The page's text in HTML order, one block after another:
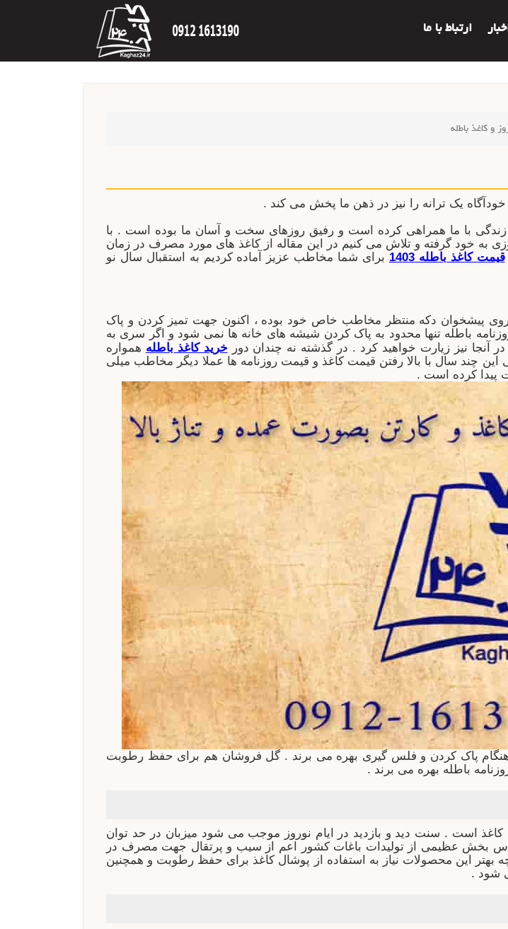
ارتباط با ما
و کاغذ باطله
خودآگاه یک ترانه را نیز در ذهن ما پخش می کند .
زندگی با ما همراهی کرده است و رفیق روزهای سخت و آسان ما بوده است . با
سایت کاغذ 24 نیز رنگ و بوی نوروزی به خود گرفته و تلاش می کنیم در این مقاله از کاغذ های مورد مصرف در زمان
قیمت کاغذ باطله 1403
برای شما مخاطب عزیز آماده کردیم به استقبال سال نو
روی پیشخوان دکه منتظر مخاطب خاص خود بوده ، اکنون جهت تمیز کردن و پاک
باطله تنها محدود به پاک کردن شیشه های خانه ها نمی شود و اگر سری به
آنجا نیز زیارت خواهید کرد . در گذشته نه چندان دور خرید کاغذ باطله همواره
چند سال با بالا رفتن قیمت کاغذ و قیمت روزنامه ها عملا دیگر مخاطب میلی
پیدا کرده است .
هنگام پاک کردن و فلس گیری بهره می برند . گل فروشان هم برای حفظ رطوبت
باطله بهره می برند .
کاغذ است . سنت دید و بازدید در ایام نوروز موجب می شود میزبان در حد توان
بخش عظیمی از تولیدات باغات کشور اعم از سیب و پرتقال جهت مصرف در
این محصولات نیاز به استفاده از پوشال کاغذ برای حفظ رطوبت و همچنین
شود .